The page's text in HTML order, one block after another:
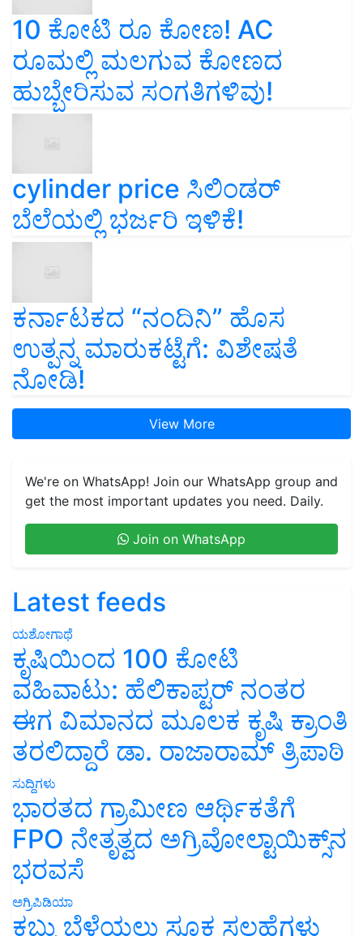
10 ಕೋಟಿ ರೂ ಕೋಣ! AC
ರೂಮಲ್ಲಿ ಮಲಗುವ ಕೋಣದ
ಹುಬ್ಬೇರಿಸುವ ಸಂಗತಿಗಳಿವು!
cylinder price ಸಿಲಿಂಡರ್‌
ಬೆಲೆಯಲ್ಲಿ ಭರ್ಜರಿ ಇಳಿಕೆ!
ಕರ್ನಾಟಕದ “ನಂದಿನಿ” ಹೊಸ
ಉತ್ಪನ್ನ ಮಾರುಕಟ್ಟೆಗೆ: ವಿಶೇಷತೆ
ನೋಡಿ!
View More
We're on WhatsApp! Join our WhatsApp group and
get the most important updates you need. Daily.
Join on WhatsApp
Latest feeds
ಯಶೋಗಾಥೆ
ಕೃಷಿಯಿಂದ 100 ಕೋಟಿ
ವಹಿವಾಟು: ಹೆಲಿಕಾಪ್ಟರ್ ನಂತರ
ಈಗ ವಿಮಾನದ ಮೂಲಕ ಕೃಷಿ ಕ್ರಾಂತಿ
ತರಲಿದ್ದಾರೆ ಡಾ. ರಾಜಾರಾಮ್ ತ್ರಿಪಾಠಿ
ಸುದ್ದಿಗಳು
ಭಾರತದ ಗ್ರಾಮೀಣ ಆರ್ಥಿಕತೆಗೆ
FPO ನೇತೃತ್ವದ ಅಗ್ರಿವೋಲ್ಟಾಯಿಕ್ಸ್‌ನ
ಭರವಸೆ
ಅಗ್ರಿಪಿಡಿಯಾ
ಕಬ್ಬು ಬೆಳೆಯಲು ಸೂಕ್ತ ಸಲಹೆಗಳು